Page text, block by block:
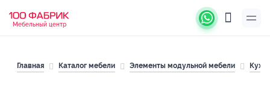
Мебельный центр
Главная Каталог мебели Элементы модульной мебели